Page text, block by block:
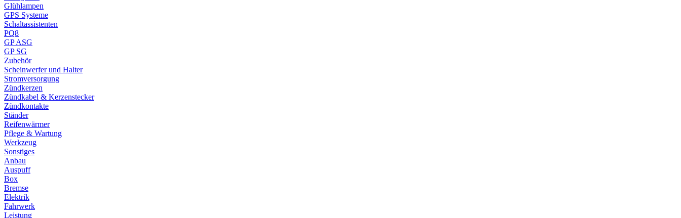
Glühlampen
GPS Systeme
Schaltassistenten
PQ8
GP ASG
GP SG
Zubehör
Scheinwerfer und Halter
Stromversorgung
Zündkerzen
Zündkabel & Kerzenstecker
Zündkontakte
Ständer
Reifenwärmer
Pflege & Wartung
Werkzeug
Sonstiges
Anbau
Auspuff
Box
Bremse
Elektrik
Fahrwerk
Leistung